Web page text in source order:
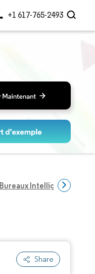
+1 617-765-2493
Intelligents En
Share